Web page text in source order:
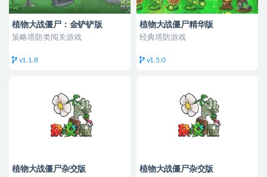
植物大战僵尸：金铲铲版
策略塔防类闯关游戏
v1.1.8
植物大战僵尸精华版
经典塔防游戏
v1.5.0
植物大战僵尸杂交版 植物大战僵尸杂交版